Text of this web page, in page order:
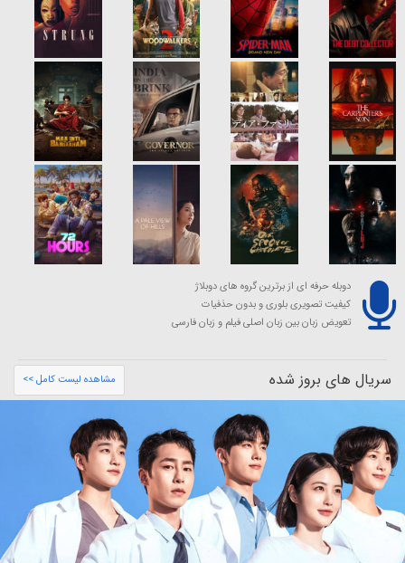
دوبله حرفه ای از برترین گروه های دوبلاژ
کیفیت تصویری بلوری و بدون حذفیات
تعویض زبان بین زبان اصلی فیلم و زبان فارسی
سریال های بروز شده مشاهده لیست کامل >>